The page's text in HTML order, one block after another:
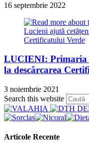
16 septembrie 2022
LUCIENI: Primaria
la descărcarea
3 noiembrie 2021
Search this website
Articole Recente